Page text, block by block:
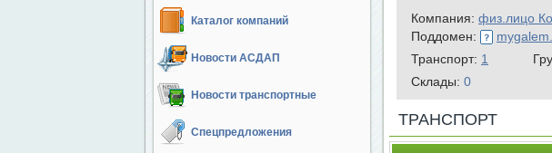
Каталог компаний
Новости АСДАП
Новости транспортные
Спецпредложения
Компания: физ.лицо
Поддомен:
Транспорт: 1
Склады: 0
ТРАНСПОРТ